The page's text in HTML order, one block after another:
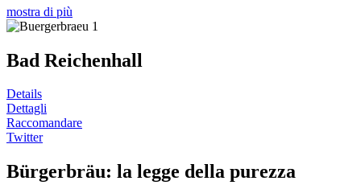
mostra di più
Bad Reichenhall
Details
Dettagli
Raccomandare
Twitter
Bürgerbräu: la legge della purezza